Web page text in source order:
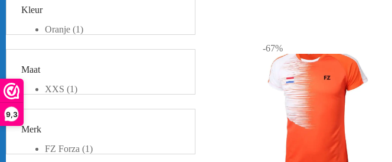
9,3
-67%
Kleur
Oranje (1)
Maat
XXS (1)
Merk
FZ Forza (1)